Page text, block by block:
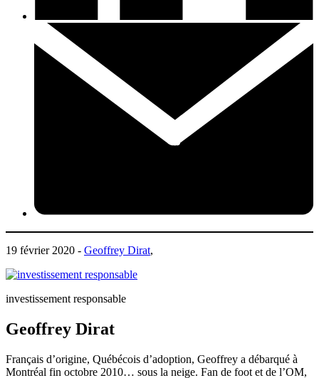
19 février 2020 - Geoffrey Dirat,
investissement responsable
Geoffrey Dirat
Français d’origine, Québécois d’adoption, Geoffrey a débarqué à
Montréal fin octobre 2010… sous la neige. Fan de foot et de l’OM,